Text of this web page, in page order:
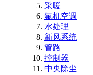
采暖
氟机空调
水处理
新风系统
管路
控制器
中央除尘